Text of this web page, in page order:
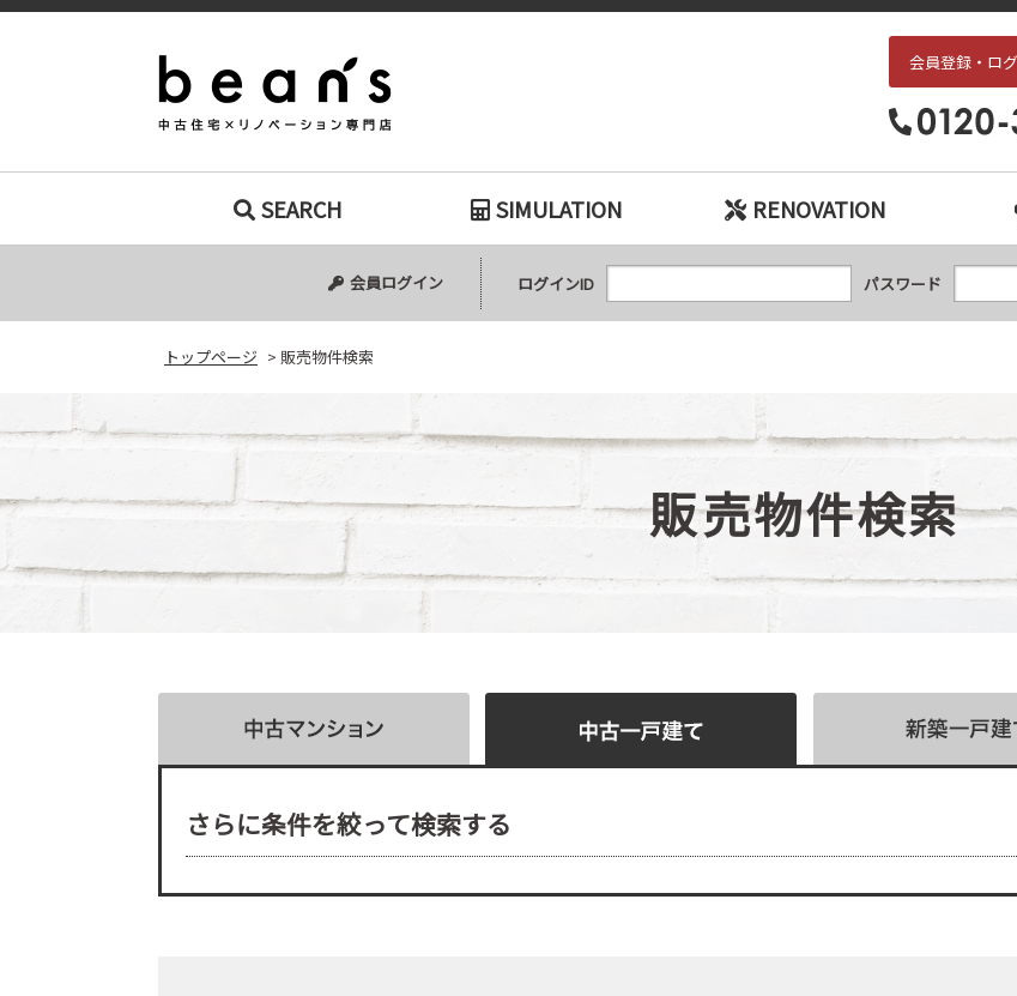
販売物件検索｜枚方・交野エリアの中古戸建て、中古マンションをお探しなら、『
会員登録・ロ
SEARCH
中古マンション
中古一戸建て
新築一戸建て
土地
SIMULATION RENOVATION
会員ログイン ログインID パスワード
トップページ > 販売物件検索
販売物件検索
さらに条件を絞って検索する